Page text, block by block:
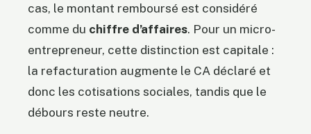
cas, le montant remboursé est considéré
comme du chiffre d’affaires. Pour un micro-
entrepreneur, cette distinction est capitale :
la refacturation augmente le CA déclaré et
donc les cotisations sociales, tandis que le
débours reste neutre.